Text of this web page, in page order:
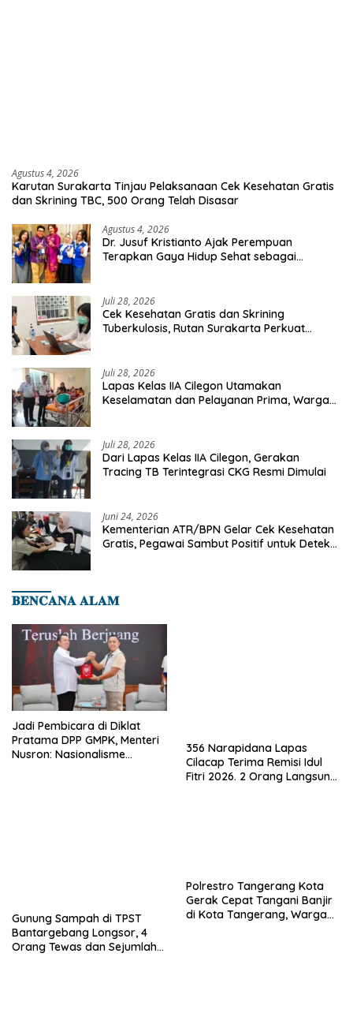
Agustus 4, 2026
Karutan Surakarta Tinjau Pelaksanaan Cek Kesehatan Gratis
dan Skrining TBC, 500 Orang Telah Disasar
Agustus 4, 2026
Dr. Jusuf Kristianto Ajak Perempuan
Terapkan Gaya Hidup Sehat sebagai
Juli 28, 2026
Cek Kesehatan Gratis dan Skrining
Tuberkulosis, Rutan Surakarta Perkuat
Juli 28, 2026
Lapas Kelas IIA Cilegon Utamakan
Keselamatan dan Pelayanan Prima, Warga
Juli 28, 2026
Dari Lapas Kelas IIA Cilegon, Gerakan
Tracing TB Terintegrasi CKG Resmi Dimulai
Juni 24, 2026
Kementerian ATR/BPN Gelar Cek Kesehatan
Gratis, Pegawai Sambut Positif untuk Deteksi
𝐁𝐄𝐍𝐂𝐀𝐍𝐀 𝐀𝐋𝐀𝐌
Jadi Pembicara di Diklat
Pratama DPP GMPK, Menteri
Nusron: Nasionalisme
356 Narapidana Lapas
Cilacap Terima Remisi Idul
Fitri 2026. 2 Orang Langsung
Gunung Sampah di TPST
Bantargebang Longsor, 4
Orang Tewas dan Sejumlah
Polrestro Tangerang Kota
Gerak Cepat Tangani Banjir
di Kota Tangerang, Warga